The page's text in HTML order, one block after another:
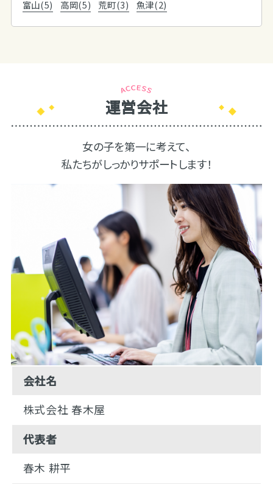
富山(5) 高岡(5) 荒町(3) 魚津(2)
運営会社
女の子を第一に考えて、
私たちがしっかりサポートします！
会社名
株式会社 春木屋
代表者
春木 耕平